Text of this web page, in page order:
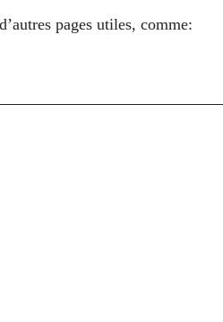
pages utiles, comme: